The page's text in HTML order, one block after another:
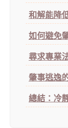
和解能降
如何避免
尋求專業
肇事逃逸
總結：冷